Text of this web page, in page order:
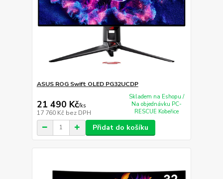
ASUS ROG Swift OLED PG32UCDP
21 490 Kč/ks
17 760 Kč bez DPH
Skladem na Eshopu /
Na objednávku PC-
RESCUE Kobeřice
Přidat do košíku